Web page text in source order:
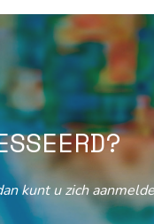
kunt u zich